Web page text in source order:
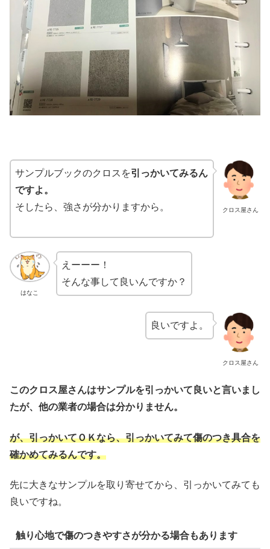
クロス屋さん
サンプルブックのクロスを引っかいてみるん
ですよ。
そしたら、強さが分かりますから。
はなこ
えーーー！
そんな事して良いんですか？
クロス屋さん
良いですよ。
このクロス屋さんはサンプルを引っかいて良いと言いまし
たが、他の業者の場合は分かりません。
が、引っかいてＯＫなら、引っかいてみて傷のつき具合を
確かめてみるんです。
先に大きなサンプルを取り寄せてから、引っかいてみても
良いですね。
触り心地で傷のつきやすさが分かる場合もあります